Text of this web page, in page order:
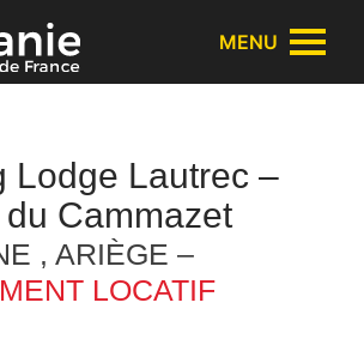
des cookies
MENU
Lodge Lautrec –
Cammazet
, ARIÈGE –
LOCATIF